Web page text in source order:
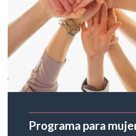
Programa para